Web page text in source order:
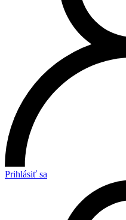
Prihlásiť sa